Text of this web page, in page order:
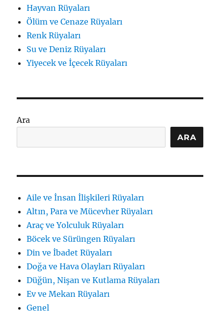
Hayvan Rüyaları
Ölüm ve Cenaze Rüyaları
Renk Rüyaları
Su ve Deniz Rüyaları
Yiyecek ve İçecek Rüyaları
Ara
ARA
Aile ve İnsan İlişkileri Rüyaları
Altın, Para ve Mücevher Rüyaları
Araç ve Yolculuk Rüyaları
Böcek ve Sürüngen Rüyaları
Din ve İbadet Rüyaları
Doğa ve Hava Olayları Rüyaları
Düğün, Nişan ve Kutlama Rüyaları
Ev ve Mekan Rüyaları
Genel